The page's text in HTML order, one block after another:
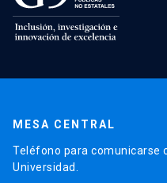
MESA CENTRAL
Teléfono para comunicarse
Universidad.